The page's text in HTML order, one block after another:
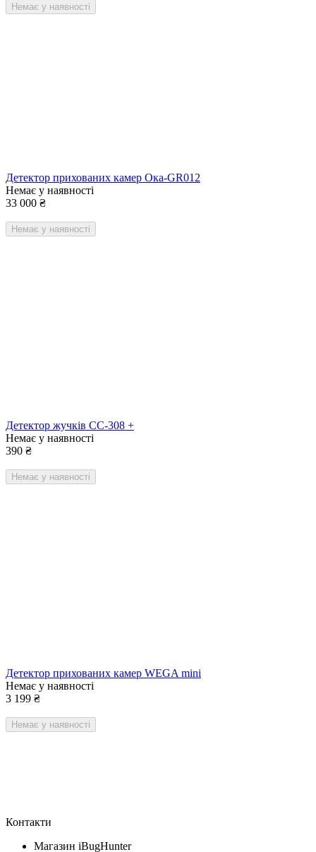
Немає у наявності
Детектор прихованих камер Ока-GR012
Немає у наявності
33 000 ₴
Немає у наявності
Детектор жучків CC-308 +
Немає у наявності
390 ₴
Немає у наявності
Детектор прихованих камер WEGA mini
Немає у наявності
3 199 ₴
Немає у наявності
Контакти
Магазин iBugHunter